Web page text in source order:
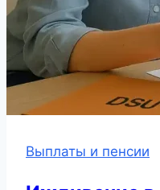
Выплаты и пенсии